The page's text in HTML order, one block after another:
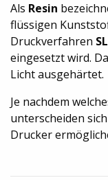
Als Resin
flüssigen
Druckverfahren
eingesetzt wird.
Licht ausgehärtet.
Je nachdem
unterscheiden
Drucker